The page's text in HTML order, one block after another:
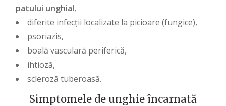
patului unghial,
diferite infecții localizate la picioare (fungice),
psoriazis,
boală vasculară periferică,
ihtioză,
scleroză tuberoasă.
Simptomele de unghie încarnată